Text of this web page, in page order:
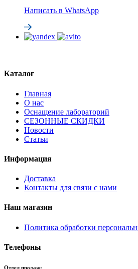
Написать в WhatsApp
Каталог
Главная
О нас
Оснащение лабораторий
СЕЗОННЫЕ СКИДКИ
Новости
Статьи
Информация
Доставка
Контакты для связи с нами
Наш магазин
Политика обработки
Телефоны
Отдел продаж: